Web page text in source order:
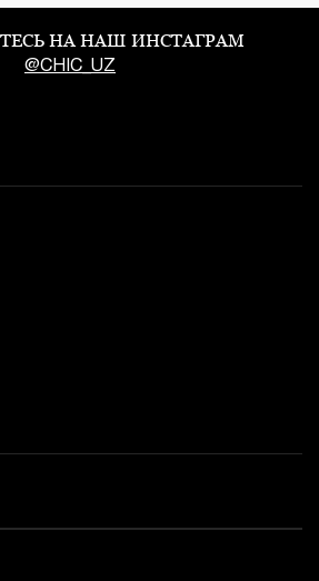
НА НАШ ИНСТАГРАМ
@CHIC_UZ